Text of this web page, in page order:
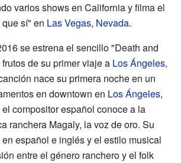
varios shows en California y filma el
sí" en Las Vegas, Nevada.
se estrena el sencillo "Death and
de su primer viaje a Los Ángeles,
nace su primera noche en un
en downtown en Los Ángeles,
compositor español conoce a la
ranchera Magaly, la voz de oro. Su
español e inglés y el estilo musical
entre el género ranchero y el folk